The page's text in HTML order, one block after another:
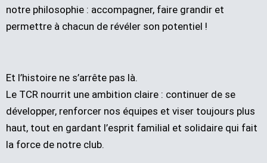
notre philosophie : accompagner, faire grandir et
permettre à chacun de révéler son potentiel !
Et l’histoire ne s’arrête pas là.
Le TCR nourrit une ambition claire : continuer de se
développer, renforcer nos équipes et viser toujours plus
haut, tout en gardant l’esprit familial et solidaire qui fait
la force de notre club.